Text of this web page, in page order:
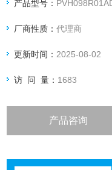
产品型号：
厂商性质：代理商
更新时间： 2025-08-02
访 问 量： 1683
产品咨询